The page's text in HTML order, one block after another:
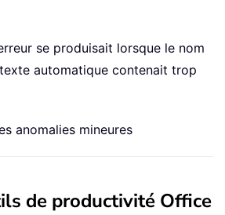
se produisait lorsque le nom
automatique contenait trop
anomalies mineures
de productivité Office